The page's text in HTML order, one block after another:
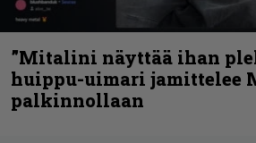
”Mitalini näyttää ihan
huippu-uimari jamittelee
palkinnollaan